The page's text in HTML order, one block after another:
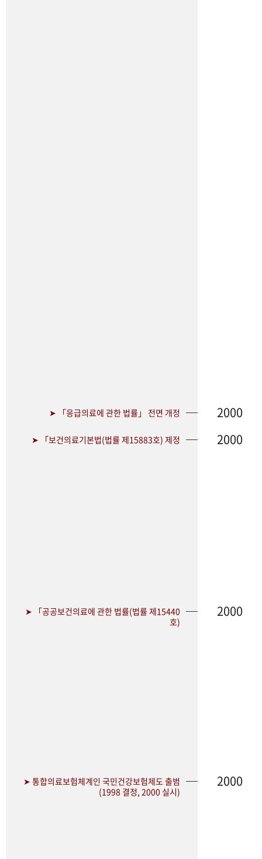
➤ 「응급의료에 관한 법률」 전면 개정 2000
➤ 「보건의료기본법(법률 제15883호) 제정 2000
➤ 「공공보건의료에 관한 법률(법률 제15440
호)
2000
➤ 통합의료보험체계인 국민건강보험제도 출범
(1998 결정, 2000 실시)
2000